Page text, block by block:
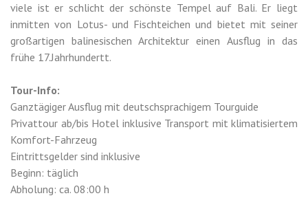
viele ist er schlicht der schönste Tempel auf Bali. Er liegt
inmitten von Lotus- und Fischteichen und bietet mit seiner
großartigen balinesischen Architektur einen Ausflug in das
frühe 17.Jahrhundertt.
Tour-Info:
Ganztägiger Ausflug mit deutschsprachigem Tourguide
Privattour ab/bis Hotel inklusive Transport mit klimatisiertem
Komfort-Fahrzeug
Eintrittsgelder sind inklusive
Beginn: täglich
Abholung: ca. 08:00 h